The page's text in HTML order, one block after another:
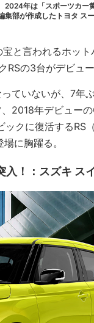
2024年は「スポーツカー
集部が作成したトヨタ ス
と言われるホット
の3台がデビュー
ていないが、7年
2018年デビュー
クに復活するRS
に胸躍る。
！：スズキ ス